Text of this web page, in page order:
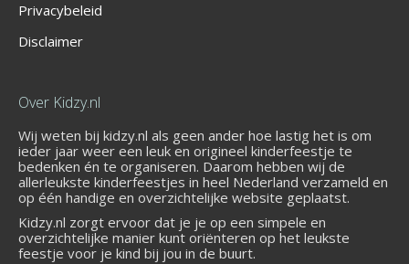
Privacybeleid
Disclaimer
Over Kidzy.nl
Wij weten bij kidzy.nl als geen ander hoe lastig het is om
ieder jaar weer een leuk en origineel kinderfeestje te
bedenken én te organiseren. Daarom hebben wij de
allerleukste kinderfeestjes in heel Nederland verzameld en
op één handige en overzichtelijke website geplaatst.
Kidzy.nl zorgt ervoor dat je je op een simpele en
overzichtelijke manier kunt oriënteren op het leukste
feestje voor je kind bij jou in de buurt.